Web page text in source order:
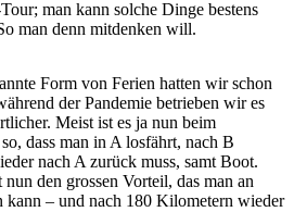
man kann solche Dinge bestens
man denn mitdenken will.
Form von Ferien hatten wir schon
der Pandemie betrieben wir es
Meist ist es ja nun beim
dass man in A losfährt, nach B
nach A zurück muss, samt Boot.
den grossen Vorteil, das man an
kann – und nach 180 Kilometern wieder